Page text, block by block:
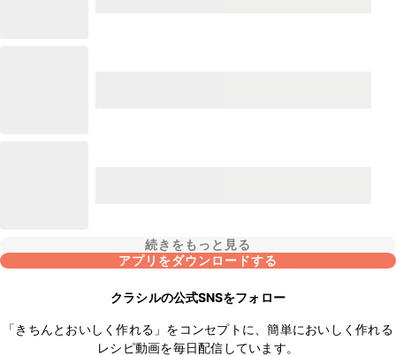
続きをもっと見る
アプリをダウンロードする
クラシルの公式SNSをフォロー
「きちんとおいしく作れる」をコンセプトに、簡単においしく作れる
レシピ動画を毎日配信しています。